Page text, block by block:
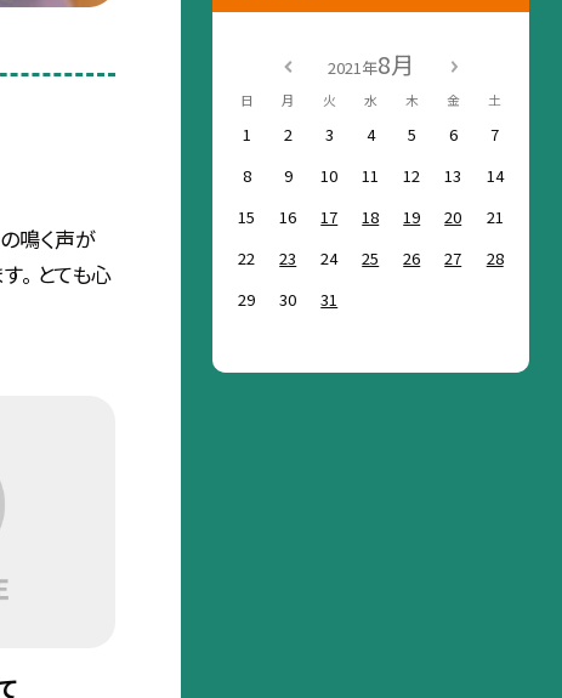
鳴く声が
。 とても心
2021年8月
日 月 火 水 木 金 土
1 2 3 4 5 6
7
8
9 10 11 12 13
14
15
16 17 18 19 20
21
22
23 24 25 26 27
28
29
30 31